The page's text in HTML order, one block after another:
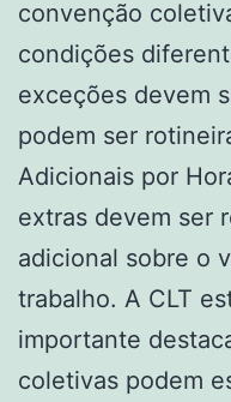
convenção
condições
exceções devem
podem ser
Adicionais por
extras devem ser
adicional sobre o
trabalho. A CLT
importante
coletivas podem